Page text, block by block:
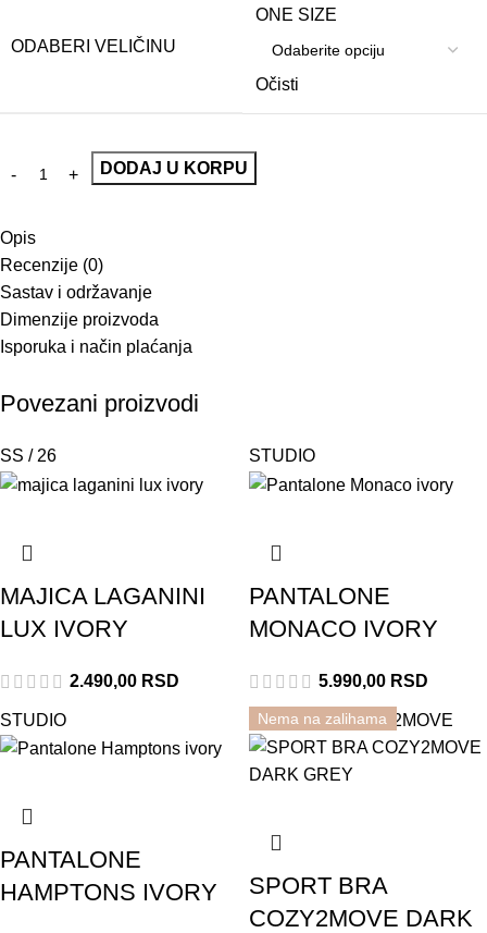
ODABERI VELIČINU
ONE SIZE
Očisti
DODAJ U KORPU
Opis
Recenzije (0)
Sastav i održavanje
Dimenzije proizvoda
Isporuka i način plaćanja
Povezani proizvodi
SS / 26
MAJICA LAGANINI
LUX IVORY
2.490,00 RSD
STUDIO
PANTALONE
MONACO IVORY
5.990,00 RSD
STUDIO
PANTALONE
HAMPTONS IVORY
Rasprodato COZY2MOVE
Nema na zalihama
SPORT BRA
COZY2MOVE DARK